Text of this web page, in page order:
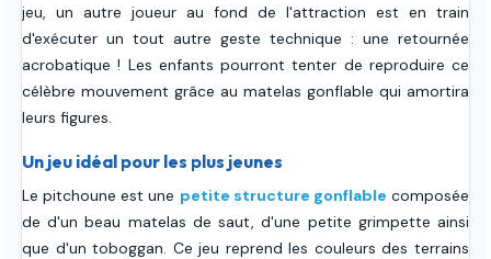
jeu, un autre joueur au fond de l'attraction est en train
d'exécuter un tout autre geste technique : une retournée
acrobatique ! Les enfants pourront tenter de reproduire ce
célèbre mouvement grâce au matelas gonflable qui amortira
leurs figures.
Un jeu idéal pour les plus jeunes
Le pitchoune est une petite structure gonflable composée
de d'un beau matelas de saut, d'une petite grimpette ainsi
que d'un toboggan. Ce jeu reprend les couleurs des terrains